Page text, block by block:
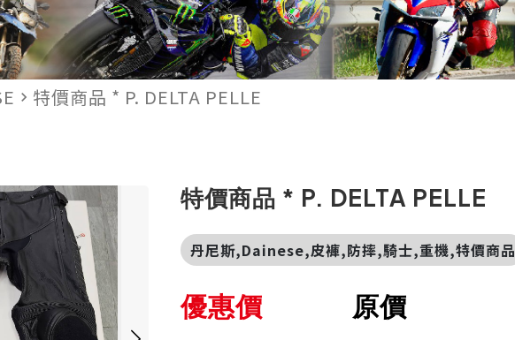
navigate_next 特價商品 * P. DELTA PELLE
特價商品 * P. DELTA PELLE
丹尼斯,Dainese,皮褲,防摔,騎士,重機,特價商品
原價
優惠價